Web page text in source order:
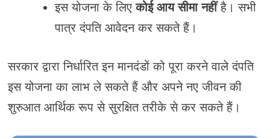
इस योजना के लिएकोई आय सीमा नहींहै। सभी
पात्र दंपति आवेदन कर सकते हैं।
सरकार द्वारा निर्धारित इन मानदंडों को पूरा करने वाले दंपति
इस योजना का लाभ ले सकते हैं और अपने नए जीवन की
शुरुआत आर्थिक रूप से सुरक्षित तरीके से कर सकते हैं।